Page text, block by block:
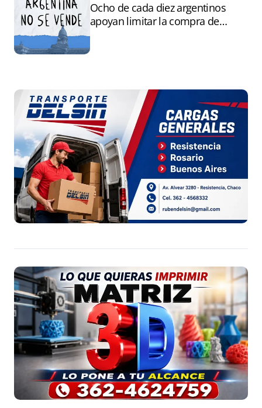
Ocho de cada diez argentinos
apoyan limitar la compra de